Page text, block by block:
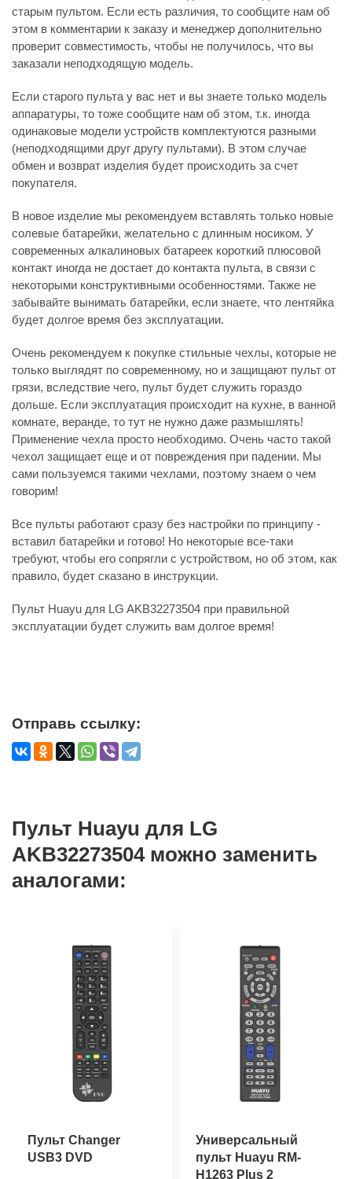
старым пультом. Если есть различия, то сообщите нам об
этом в комментарии к заказу и менеджер дополнительно
проверит совместимость, чтобы не получилось, что вы
заказали неподходящую модель.
Если старого пульта у вас нет и вы знаете только модель
аппаратуры, то тоже сообщите нам об этом, т.к. иногда
одинаковые модели устройств комплектуются разными
(неподходящими друг другу пультами). В этом случае
обмен и возврат изделия будет происходить за счет
покупателя.
В новое изделие мы рекомендуем вставлять только новые
солевые батарейки, желательно с длинным носиком. У
современных алкалиновых батареек короткий плюсовой
контакт иногда не достает до контакта пульта, в связи с
некоторыми конструктивными особенностями. Также не
забывайте вынимать батарейки, если знаете, что лентяйка
будет долгое время без эксплуатации.
Очень рекомендуем к покупке стильные чехлы, которые не
только выглядят по современному, но и защищают пульт от
грязи, вследствие чего, пульт будет служить гораздо
дольше. Если эксплуатация происходит на кухне, в ванной
комнате, веранде, то тут не нужно даже размышлять!
Применение чехла просто необходимо. Очень часто такой
чехол защищает еще и от повреждения при падении. Мы
сами пользуемся такими чехлами, поэтому знаем о чем
говорим!
Все пульты работают сразу без настройки по принципу -
вставил батарейки и готово! Но некоторые все-таки
требуют, чтобы его сопрягли с устройством, но об этом, как
правило, будет сказано в инструкции.
Пульт Huayu для LG AKB32273504 при правильной
эксплуатации будет служить вам долгое время!
Отправь ссылку:
Пульт Huayu для LG
AKB32273504 можно заменить
аналогами:
Пульт Changer
USB3 DVD
Универсальный
пульт Huayu RM-
H1263 Plus 2